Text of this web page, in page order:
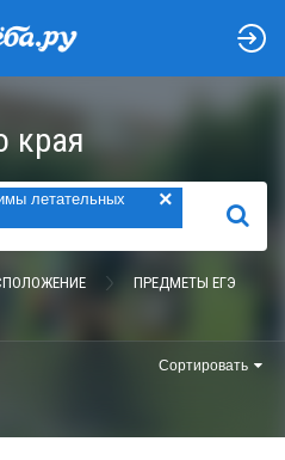
края
летательных
×
НАЙТИ
ПРЕДМЕТЫ ЕГЭ
Сортировать